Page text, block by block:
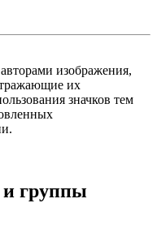
изображения,
их
значков тем
и группы